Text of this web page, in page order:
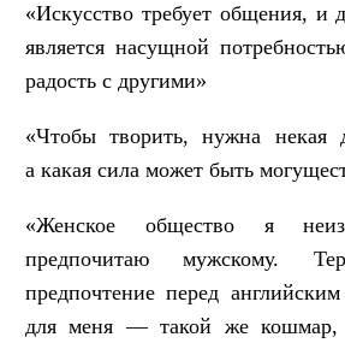
«Искусство требует общения, и
является насущной
радость с другими»
«Чтобы творить, нужна некая
а какая сила может быть
«Женское общество я
предпочитаю мужскому.
предпочтение перед
для меня — такой же кошмар,